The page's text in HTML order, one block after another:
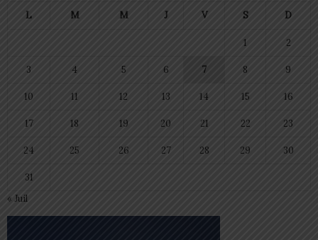
L M M J V S D
1 2
3 4 5 6 7 8 9
10 11 12 13 14 15 16
17 18 19 20 21 22 23
24 25 26 27 28 29 30
31
« Juil